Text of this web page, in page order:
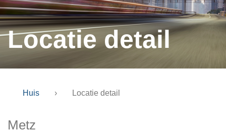
Locatie detail
Huis › Locatie detail
Metz